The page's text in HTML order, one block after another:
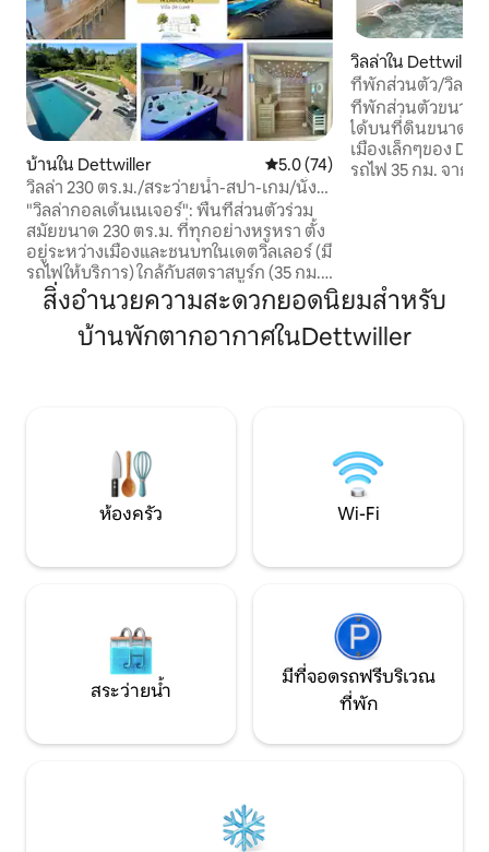
บ้านใน Dettwiller คะแนนเฉลี่ย 5.0 จาก 5, 74 รีวิว
5.0 (74)
วิลล่า 230 ตร.ม./สระว่ายน้ำ-สปา-เกม/นั่ง
รถไฟ 35 นาทีถึงสตราสบูร์ก
"วิลล่ากอลเด้นเนเจอร์": พื้นที่ส่วนตัวร่วม
สมัยขนาด 230 ตร.ม. ที่ทุกอย่างหรูหรา ตั้ง
อยู่ระหว่างเมืองและชนบทในเดตวิลเลอร์ (มี
รถไฟให้บริการ) ใกล้กับสตราสบูร์ก (35 กม.)
ซาเวิร์น (8 กม.) ยูโรปาร์ค (75 กม.) และพระ
ราชวังคิร์วิลเลอร์ (8 กม.) ซึ่งสามารถรองรับ
ได้ตั้งแต่ 2 ถึง 14 คน พื้นที่สีเขียวที่ปิดล้อม
วิลล่าใน Dettwiller
ที่พักส่วนตัว/วิลล่า
สปา
ที่พักส่วนตัวขนาด
ได้บนที่ดินขนาด
เมืองเล็กๆของ
รถไฟ 35 กม. จาก
เข้าพักกับครอบครั
ขององค์กร โอกาส
จักรยานเสือภูเขา
สิ่งอำนวยความสะดวกยอดนิยมสำหรับ
บ้านพักตากอากาศในDettwiller
ห้องครัว Wi-Fi
สระว่ายน้ำ
มีที่จอดรถฟรีบริเวณ
ที่พัก